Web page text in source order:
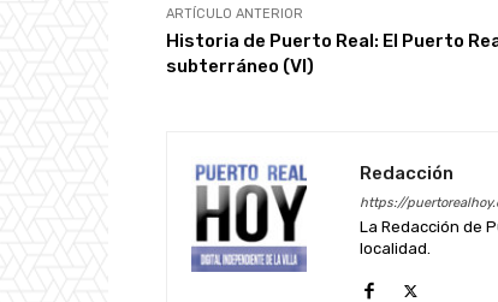
ARTÍCULO ANTERIOR
Historia de Puerto Real: El Puerto
subterráneo (VI)
Redacción
https://
La Redacción de
localidad.